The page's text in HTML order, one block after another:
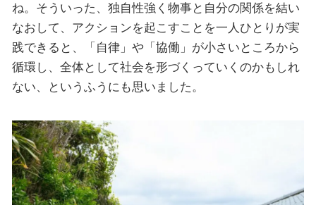
ね。そういった、独自性強く物事と自分の関係を結い
なおして、アクションを起こすことを一人ひとりが実
践できると、「自律」や「協働」が小さいところから
循環し、全体として社会を形づくっていくのかもしれ
ない、というふうにも思いました。